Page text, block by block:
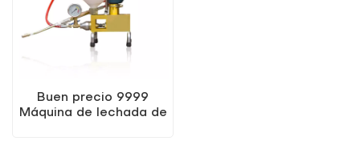
Buen precio 9999
Máquina de lechada de